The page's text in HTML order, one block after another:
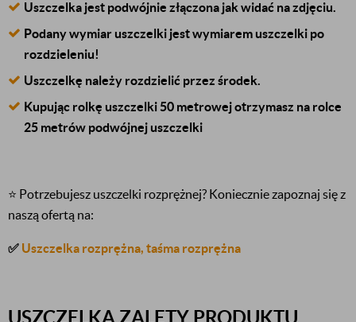
Uszczelka jest podwójnie złączona jak widać na zdjęciu.
Podany wymiar uszczelki jest wymiarem uszczelki po
rozdzieleniu!
Uszczelkę należy rozdzielić przez środek.
Kupując rolkę uszczelki 50 metrowej otrzymasz na rolce
25 metrów podwójnej uszczelki
⭐ Potrzebujesz uszczelki rozprężnej? Koniecznie zapoznaj się z
naszą ofertą na:
✅ Uszczelka rozprężna, taśma rozprężna
USZCZELKA ZALETY PRODUKTU